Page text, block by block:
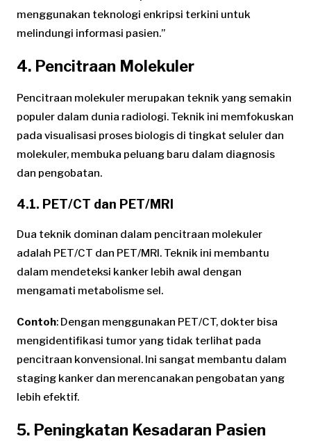
menggunakan teknologi enkripsi terkini untuk
melindungi informasi pasien.”
4. Pencitraan Molekuler
Pencitraan molekuler merupakan teknik yang semakin
populer dalam dunia radiologi. Teknik ini memfokuskan
pada visualisasi proses biologis di tingkat seluler dan
molekuler, membuka peluang baru dalam diagnosis
dan pengobatan.
4.1. PET/CT dan PET/MRI
Dua teknik dominan dalam pencitraan molekuler
adalah PET/CT dan PET/MRI. Teknik ini membantu
dalam mendeteksi kanker lebih awal dengan
mengamati metabolisme sel.
Contoh: Dengan menggunakan PET/CT, dokter bisa
mengidentifikasi tumor yang tidak terlihat pada
pencitraan konvensional. Ini sangat membantu dalam
staging kanker dan merencanakan pengobatan yang
lebih efektif.
5. Peningkatan Kesadaran Pasien